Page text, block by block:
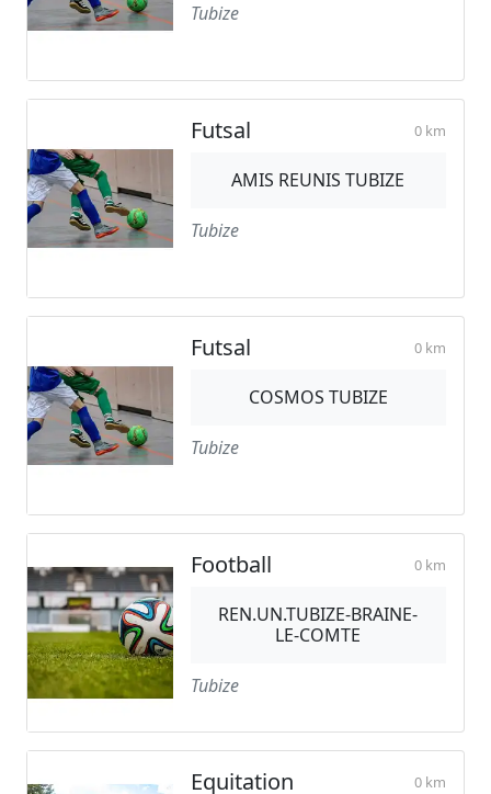
Tubize
Futsal 0 km
AMIS REUNIS TUBIZE
Tubize
Futsal 0 km
COSMOS TUBIZE
Tubize
Football 0 km
REN.UN.TUBIZE-BRAINE-
LE-COMTE
Tubize
Equitation 0 km